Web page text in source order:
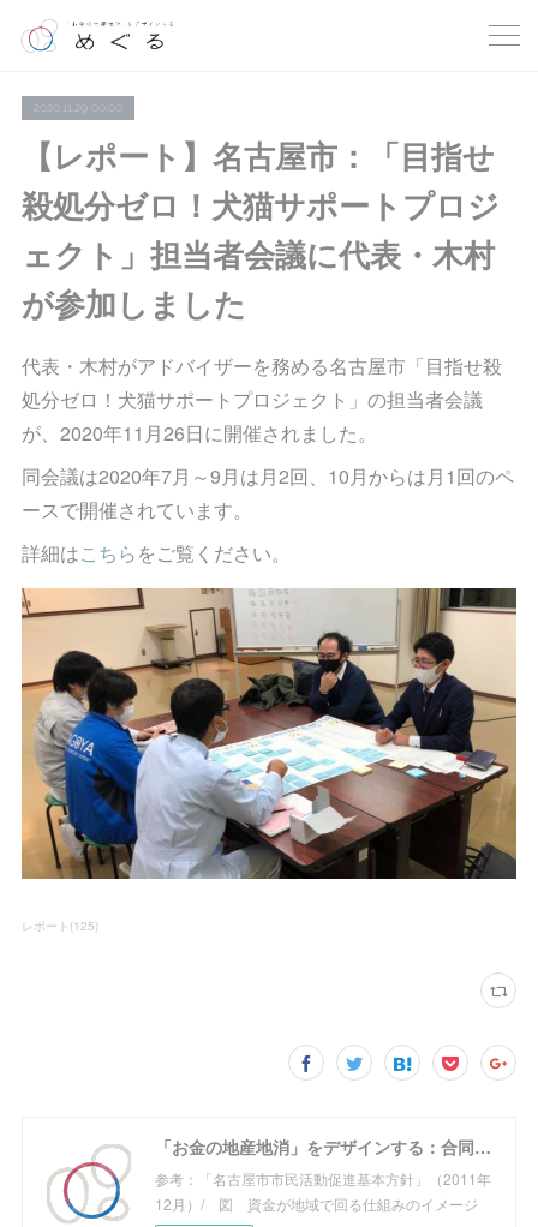
2020.11.29 00:00
【レポート】名古屋市：「目指せ
殺処分ゼロ！犬猫サポートプロジ
ェクト」担当者会議に代表・木村
が参加しました
代表・木村がアドバイザーを務める名古屋市「目指せ殺
処分ゼロ！犬猫サポートプロジェクト」の担当者会議
が、2020年11月26日に開催されました。
同会議は2020年7月～9月は月2回、10月からは月1回のペ
ースで開催されています。
詳細はこちらをご覧ください。
レポート (125)
「お金の地産地消」をデザインする：合同会社めぐる
参考：「名古屋市市民活動促進基本方針」（2011年
12月）/ 図 資金が地域で回る仕組みのイメージ